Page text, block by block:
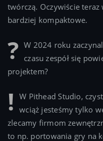
twórczą. Oczywiście
bardziej kompaktowe.
W 2024 roku
czasu zespół się
projektem?
W Pithead Studio,
wciąż jesteśmy tylko
zlecamy firmom
to np. portowania gry na